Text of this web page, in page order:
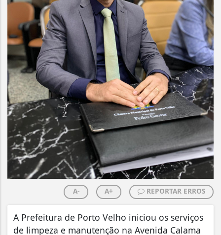
A- A+ REPORTAR ERROS
A Prefeitura de Porto Velho iniciou os serviços
de limpeza e manutenção na Avenida Calama